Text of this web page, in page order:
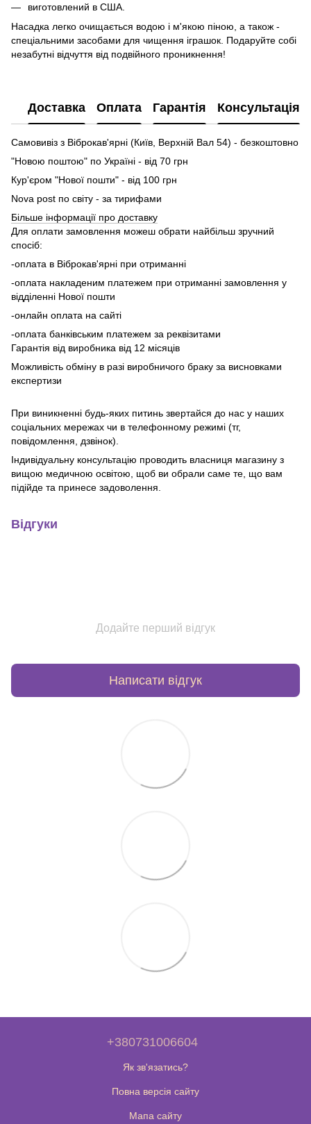
виготовлений в США.
Насадка легко очищається водою і м'якою піною, а також -
спеціальними засобами для чищення іграшок. Подаруйте собі
незабутні відчуття від подвійного проникнення!
Доставка Оплата Гарантія Консультація
Самовивіз з Віброкав'ярні (Київ, Верхній Вал 54) - безкоштовно
"Новою поштою" по Україні - від 70 грн
Кур'єром "Нової пошти" - від 100 грн
Nova post по світу - за тирифами
Більше інформації про доставку
Для оплати замовлення можеш обрати найбільш зручний
спосіб:
-оплата в Віброкав'ярні при отриманні
-оплата накладеним платежем при отриманні замовлення у
відділенні Нової пошти
-онлайн оплата на сайті
-оплата банківським платежем за реквізитами
Гарантія від виробника від 12 місяців
Можливість обміну в разі виробничого браку за висновками
експертизи
При виникненні будь-яких питинь звертайся до нас у наших
соціальних мережах чи в телефонному режимі (тг,
повідомлення, дзвінок).
Індивідуальну консультацію проводить власниця магазину з
вищою медичною освітою, щоб ви обрали саме те, що вам
підійде та принесе задоволення.
Відгуки
Додайте перший відгук
Написати відгук
+380731006604
Як зв'язатись?
Повна версія сайту
Мапа сайту